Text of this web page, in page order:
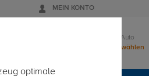
MEIN KONTO
Mein Auto
Bitte wählen
optimale